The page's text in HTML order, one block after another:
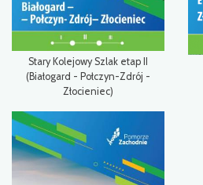
Stary Kolejowy Szlak etap II
(Białogard - Połczyn-Zdrój -
Złocieniec)